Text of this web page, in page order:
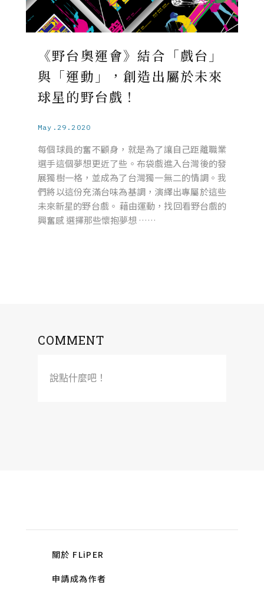
《野台奧運會》結合「戲台」
與「運動」，創造出屬於未來
球星的野台戲！
May.29.2020
每個球員的奮不顧身，就是為了讓自己距離職業
選手這個夢想更近了些。布袋戲進入台灣後的發
展獨樹一格，並成為了台灣獨一無二的情調。我
們將以這份充滿台味為基調，演繹出專屬於這些
未來新星的野台戲。 藉由運動，找回看野台戲的
興奮感 選擇那些懷抱夢想 ……
COMMENT
說點什麼吧！
關於 FLiPER
申請成為作者